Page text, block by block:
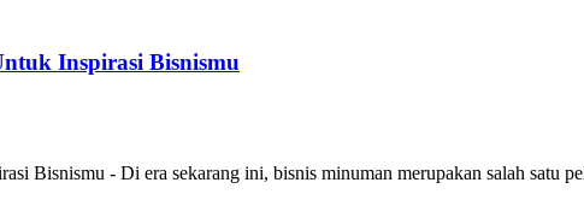
Inspirasi Bisnismu
Bisnismu - Di era sekarang ini, bisnis minuman merupakan salah satu